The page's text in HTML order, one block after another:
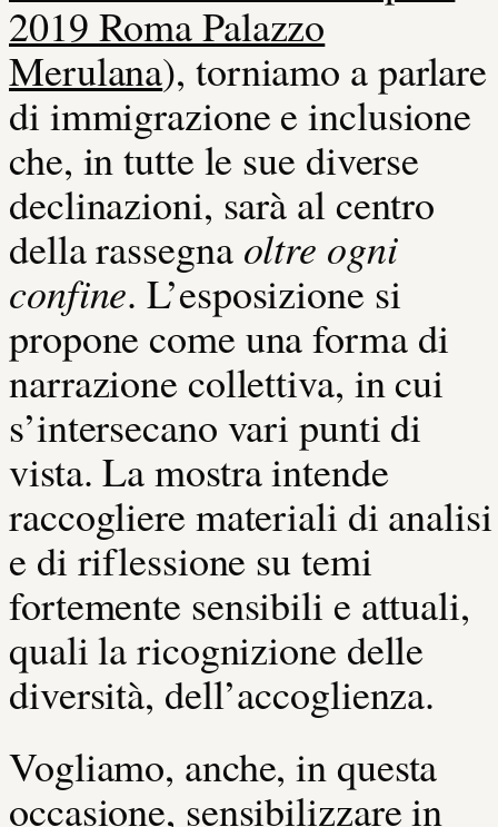
2019 Roma Palazzo
Merulana), torniamo a parlare
di immigrazione e inclusione
che, in tutte le sue diverse
declinazioni, sarà al centro
della rassegna oltre ogni
confine. L’esposizione si
propone come una forma di
narrazione collettiva, in cui
s’intersecano vari punti di
vista.La mostra intende
raccogliere materiali di analisi
e di riflessione su temi
fortemente sensibili e attuali,
quali la ricognizione delle
diversità, dell’accoglienza.
Vogliamo, anche, in questa
occasione, sensibilizzare in